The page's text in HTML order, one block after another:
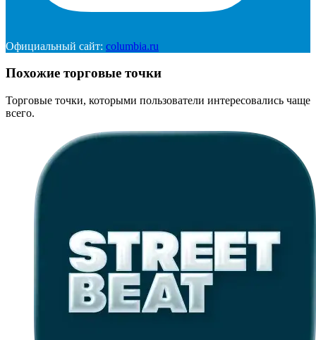
Официальный сайт: columbia.ru
Похожие торговые точки
Торговые точки, которыми пользователи интересовались чаще
всего.